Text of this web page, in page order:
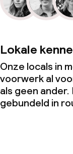
Lokale
Onze locals in
voorwerk al
als geen ander.
gebundeld in